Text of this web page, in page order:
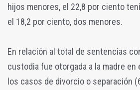
hijos menores, el 22,8 por ciento
el 18,2 por ciento, dos menores.
En relación al total de sentencias
custodia fue otorgada a la madre en
los casos de divorcio o separación